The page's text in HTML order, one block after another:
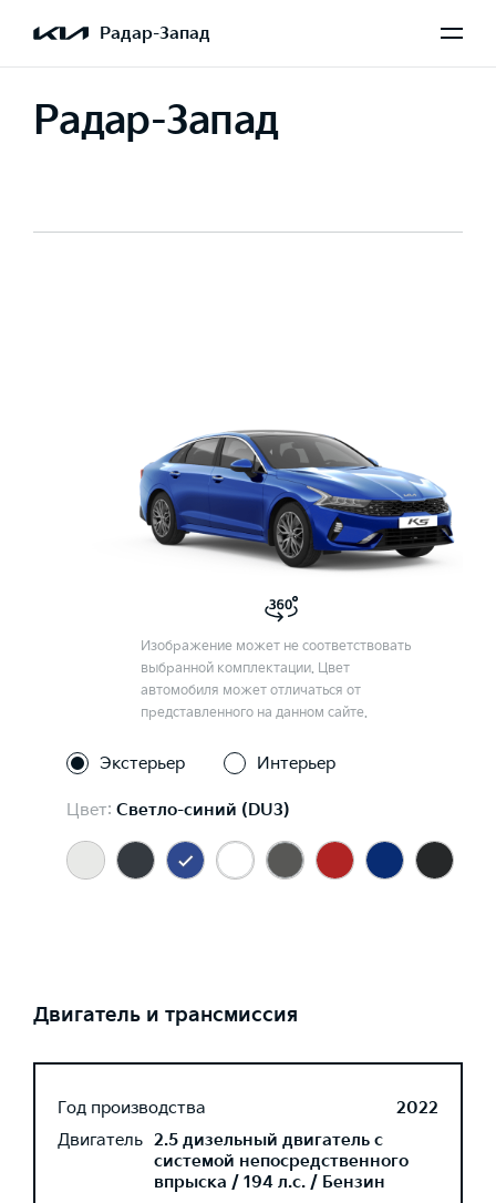
Радар-Запад
Радар-Запад
Изображение может не соответствовать
выбранной комплектации. Цвет
автомобиля может отличаться от
представленного на данном сайте.
Экстерьер Интерьер
Цвет: Светло-синий (DU3)
Двигатель и трансмиссия
Год производства
2022
Двигатель 2.5 дизельный двигатель с
системой непосредственного
впрыска / 194 л.с. / Бензин